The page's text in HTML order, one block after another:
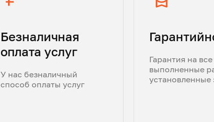
Безналичная
оплата услуг
У нас безналичный
способ оплаты услуг
Гарантия на все
выполненные
установленные